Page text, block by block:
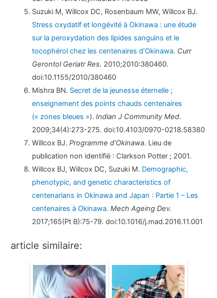
Suzuki M, Willcox DC, Rosenbaum MW, Willcox BJ.
Stress oxydatif et longévité à Okinawa : une étude
sur la peroxydation des lipides sanguins et le
tocophérol chez les centenaires d’Okinawa. Curr
Gerontol Geriatr Res. 2010;2010:380460.
doi:10.1155/2010/380460
Mishra BN. Secret de la jeunesse éternelle ;
enseignement des points chauds centenaires
(« zones bleues »).Indian J Community Med.
2009;34(4):273-275. doi:10.4103/0970-0218.58380
Willcox BJ.Programme d’Okinawa. Lieu de
publication non identifié : Clarkson Potter ; 2001.
Willcox BJ, Willcox DC, Suzuki M. Demographic,
phenotypic, and genetic characteristics of
centenarians in Okinawa and Japan : Partie 1 – Les
centenaires à Okinawa. Mech Ageing Dev.
2017;165(Pt B):75-79. doi:10.1016/j.mad.2016.11.001
article similaire: